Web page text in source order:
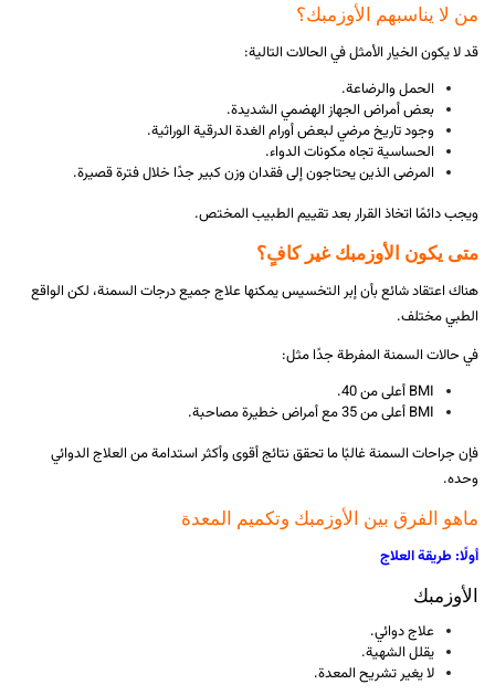
من لا يناسبهم الأوزمبك؟
قد لا يكون الخيار الأمثل في الحالات التالية:
الحمل والرضاعة.
بعض أمراض الجهاز الهضمي الشديدة.
وجود تاريخ مرضي لبعض أورام الغدة الدرقية الوراثية.
الحساسية تجاه مكونات الدواء.
المرضى الذين يحتاجون إلى فقدان وزن كبير جدًا خلال فترة قصيرة.
ويجب دائمًا اتخاذ القرار بعد تقييم الطبيب المختص.
متى يكون الأوزمبك غير كافٍ؟
هناك اعتقاد شائع بأن إبر التخسيس يمكنها علاج جميع درجات السمنة، لكن الواقع
الطبي مختلف.
في حالات السمنة المفرطة جدًا مثل:
BMI أعلى من 40.
BMI أعلى من 35 مع أمراض خطيرة مصاحبة.
فإن جراحات السمنة غالبًا ما تحقق نتائج أقوى وأكثر استدامة من العلاج الدوائي
وحده.
ماهو الفرق بين الأوزمبك وتكميم المعدة
أولًا: طريقة العلاج
الأوزمبك
علاج دوائي.
يقلل الشهية.
لا يغير تشريح المعدة.